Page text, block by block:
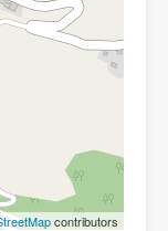
contributors